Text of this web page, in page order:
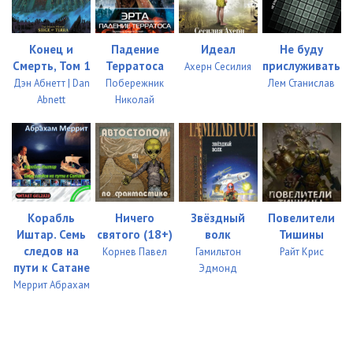
Конец и
Смерть, Том 1
Дэн Абнетт | Dan
Abnett
Падение
Терратоса
Побережник
Николай
Идеал
Ахерн Сесилия
Не буду
прислуживать
Лем Станислав
Корабль
Иштар. Семь
следов на
пути к Сатане
Меррит Абрахам
Ничего
святого (18+)
Корнев Павел
Звёздный
волк
Гамильтон
Эдмонд
Повелители
Тишины
Райт Крис